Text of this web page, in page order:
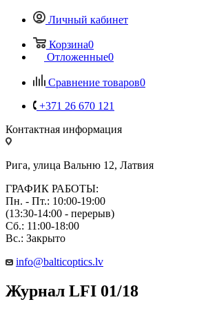
Личный кабинет
Корзина0
Отложенные0
Сравнение товаров0
+371 26 670 121
Контактная информация
Рига, улица Вальню 12, Латвия
ГРАФИК РАБОТЫ:
Пн. - Пт.: 10:00-19:00
(13:30-14:00 - перерыв)
Сб.: 11:00-18:00
Вс.: Закрыто
info@balticoptics.lv
Журнал LFI 01/18